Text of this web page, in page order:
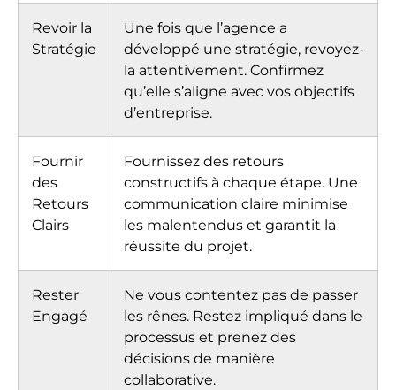
Revoir la
Stratégie
Une fois que l’agence a
développé une stratégie, revoyez-
la attentivement. Confirmez
qu’elle s’aligne avec vos objectifs
d’entreprise.
Fournir
des
Retours
Clairs
Fournissez des retours
constructifs à chaque étape. Une
communication claire minimise
les malentendus et garantit la
réussite du projet.
Rester
Engagé
Ne vous contentez pas de passer
les rênes. Restez impliqué dans le
processus et prenez des
décisions de manière
collaborative.